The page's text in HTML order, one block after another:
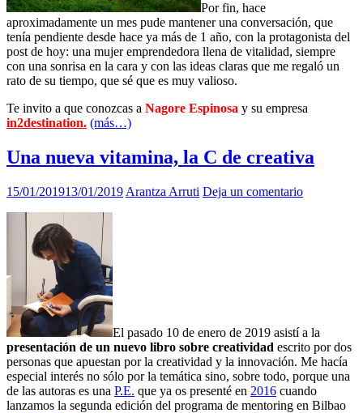
Por fin, hace
aproximadamente un mes pude mantener una conversación, que
tenía pendiente desde hace ya más de 1 año, con la protagonista del
post de hoy: una mujer emprendedora llena de vitalidad, siempre
con una sonrisa en la cara y con las ideas claras que me regaló un
rato de su tiempo, que sé que es muy valioso.
Te invito a que conozcas a Nagore Espinosa y su empresa
in2destination. (más…)
Una nueva vitamina, la C de creativa
15/01/201913/01/2019 Arantza Arruti Deja un comentario
El pasado 10 de enero de 2019 asistí a la
presentación de un nuevo libro sobre creatividad escrito por dos
personas que apuestan por la creatividad y la innovación. Me hacía
especial interés no sólo por la temática sino, sobre todo, porque una
de las autoras es una P.E. que ya os presenté en 2016 cuando
lanzamos la segunda edición del programa de mentoring en Bilbao